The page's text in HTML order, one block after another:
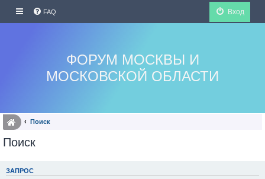
FAQ Вход
ФОРУМ МОСКВЫ И
МОСКОВСКОЙ ОБЛАСТИ
Поиск
Поиск
ЗАПРОС